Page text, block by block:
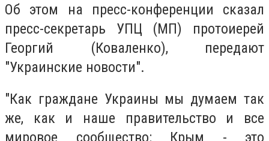
Об этом на пресс-конференции сказал
пресс-секретарь УПЦ (МП) протоиерей
Георгий (Коваленко), передают
"Украинские новости".
"Как граждане Украины мы думаем так
же, как и наше правительство и все
мировое сообщество: Крым - это